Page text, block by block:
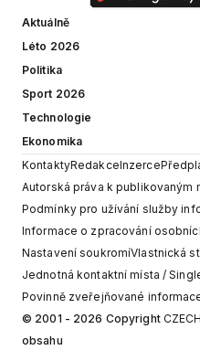
Aktuálně
Léto 2026
Politika
Sport 2026
Technologie
Ekonomika
KontaktyRedakceInzerce
Autorská práva k publikovaným
Podmínky pro užívání služby
Informace o zpracování
Nastavení soukromíVlastnická
Jednotná kontaktní místa /
Povinně zveřejňované
© 2001 - 2026 Copyright
obsahu